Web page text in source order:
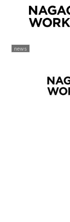
2022-04
news